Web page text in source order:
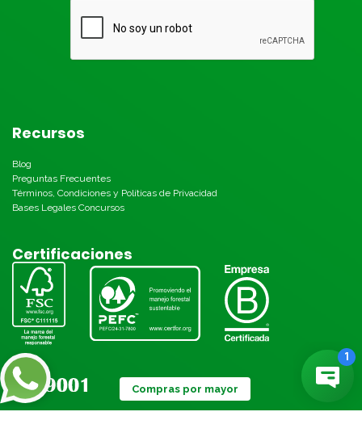
Recursos
Blog
Preguntas Frecuentes
Términos, Condiciones y Políticas de Privacidad
Bases Legales Concursos
Certificaciones
Compras por mayor